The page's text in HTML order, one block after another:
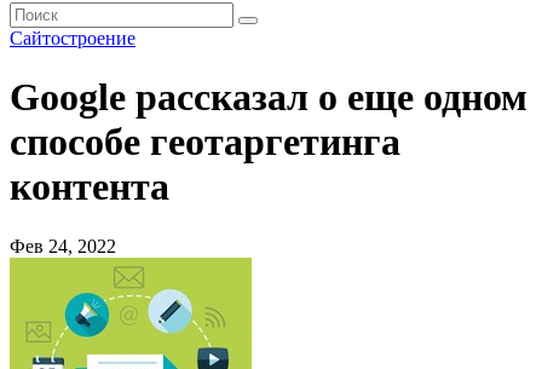
Сайтостроение
Google рассказал о еще одном
способе геотаргетинга
контента
Фев 24, 2022